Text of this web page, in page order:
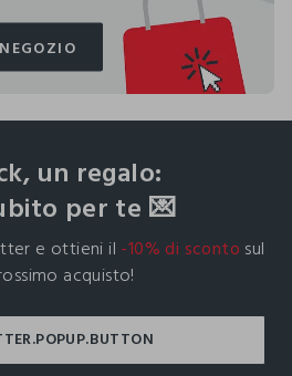
un regalo:
per te 💌
e ottieni il -10% di sconto sul
acquisto!